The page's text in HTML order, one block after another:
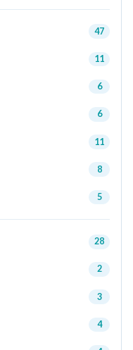
47
11
6
6
11
8
5
28
2
3
4